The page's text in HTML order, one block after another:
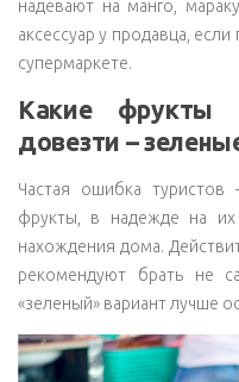
надевают на манго,
аксессуар у продавца,
супермаркете.
Какие фрукты
довезти –
Частая ошибка туристов
фрукты, в надежде на
нахождения дома.
рекомендуют брать не
«зеленый» вариант лучше